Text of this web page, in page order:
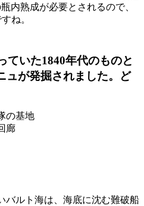
内熟成が必要とされるので、
ね。
ていた1840年代のものと
ュが発掘されました。ど
の基地
廊
バルト海は、海底に沈む難破船